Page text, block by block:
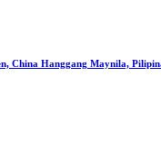
China Hanggang Maynila,